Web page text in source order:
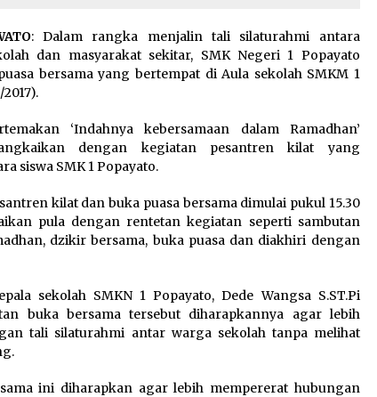
: Dalam rangka menjalin tali silaturahmi antara
dan masyarakat sekitar, SMK Negeri 1 Popayato
bersama yang bertempat di Aula sekolah SMKM 1
‘Indahnya kebersamaan dalam Ramadhan’
dengan kegiatan pesantren kilat yang
siswa SMK 1 Popayato.
kilat dan buka puasa bersama dimulai pukul 15.30
pula dengan rentetan kegiatan seperti sambutan
dzikir bersama, buka puasa dan diakhiri dengan
sekolah SMKN 1 Popayato, Dede Wangsa S.ST.Pi
buka bersama tersebut diharapkannya agar lebih
tali silaturahmi antar warga sekolah tanpa melihat
ini diharapkan agar lebih mempererat hubungan